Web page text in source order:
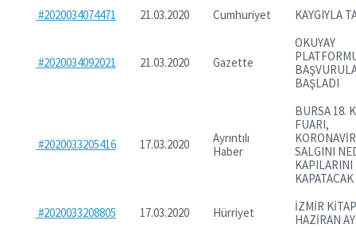
#2020034074471
21.03.2020 Cumhuriyet KAYGIYLA
#2020034092021 21.03.2020 Gazette
OKUYAY
BAŞLADI
#2020033205416 17.03.2020
Ayrıntılı
Haber
BURSA 18.
FUARI,
SALGINI
KAPILARINI
KAPATACAK
#2020033208805 17.03.2020 Hürriyet
İZMİR
HAZİRAN